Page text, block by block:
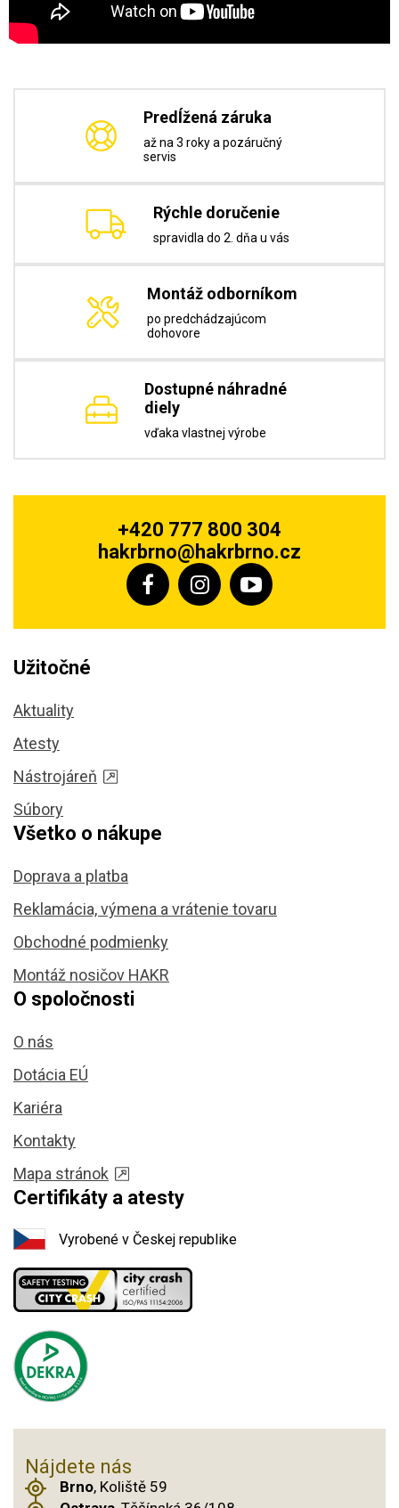
Predĺžená záruka
až na 3 roky a pozáručný
servis
Rýchle doručenie
spravidla do 2. dňa u vás
Montáž odborníkom
po predchádzajúcom
dohovore
Dostupné náhradné
diely
vďaka vlastnej výrobe
+420 777 800 304
hakrbrno@hakrbrno.cz
Užitočné
Aktuality
Atesty
Nástrojáreň
Súbory
Všetko o nákupe
Doprava a platba
Reklamácia, výmena a vrátenie tovaru
Obchodné podmienky
Montáž nosičov HAKR
O spoločnosti
O nás
Dotácia EÚ
Kariéra
Kontakty
Mapa stránok
Certifikáty a atesty
Vyrobené v Českej republike
Nájdete nás
Brno, Koliště 59